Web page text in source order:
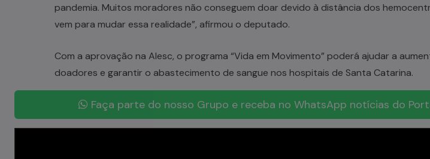
pandemia. Muitos moradores não conseguem doar devido à distância dos
vem para mudar essa realidade”, afirmou o deputado.
Com a aprovação na Alesc, o programa “Vida em Movimento” poderá ajudar a
doadores e garantir o abastecimento de sangue nos hospitais de Santa Catarina.
Faça parte do nosso Grupo e receba no WhatsApp notícias do